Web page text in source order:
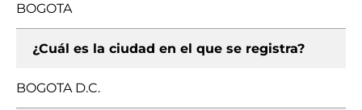
BOGOTA
¿Cuál es la ciudad en el que se registra?
BOGOTA D.C.